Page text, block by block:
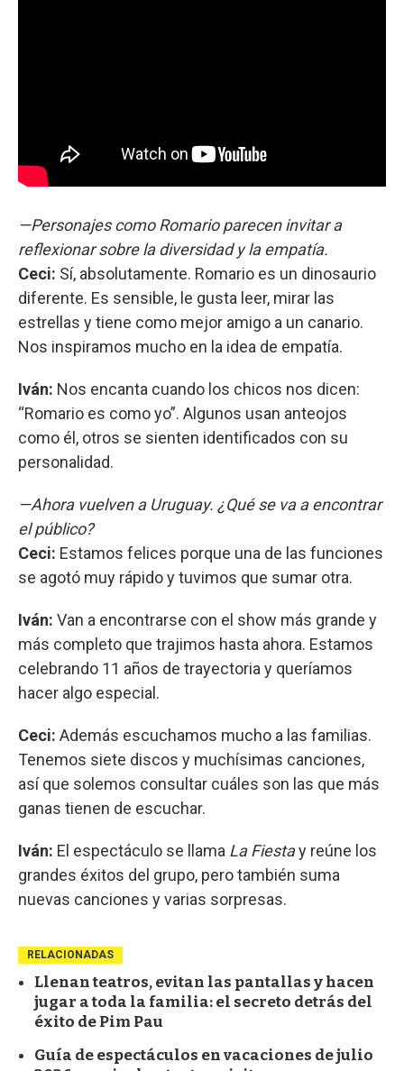
—Personajes como Romario parecen invitar a
reflexionar sobre la diversidad y la empatía.
Ceci: Sí, absolutamente. Romario es un dinosaurio
diferente. Es sensible, le gusta leer, mirar las
estrellas y tiene como mejor amigo a un canario.
Nos inspiramos mucho en la idea de empatía.
Iván: Nos encanta cuando los chicos nos dicen:
“Romario es como yo”. Algunos usan anteojos
como él, otros se sienten identificados con su
personalidad.
—Ahora vuelven a Uruguay. ¿Qué se va a encontrar
el público?
Ceci: Estamos felices porque una de las funciones
se agotó muy rápido y tuvimos que sumar otra.
Iván: Van a encontrarse con el show más grande y
más completo que trajimos hasta ahora. Estamos
celebrando 11 años de trayectoria y queríamos
hacer algo especial.
Ceci: Además escuchamos mucho a las familias.
Tenemos siete discos y muchísimas canciones,
así que solemos consultar cuáles son las que más
ganas tienen de escuchar.
Iván: El espectáculo se llama La Fiestay reúne los
grandes éxitos del grupo, pero también suma
nuevas canciones y varias sorpresas.
RELACIONADAS
Llenan teatros, evitan las pantallas y hacen
jugar a toda la familia: el secreto detrás del
éxito de Pim Pau
Guía de espectáculos en vacaciones de julio